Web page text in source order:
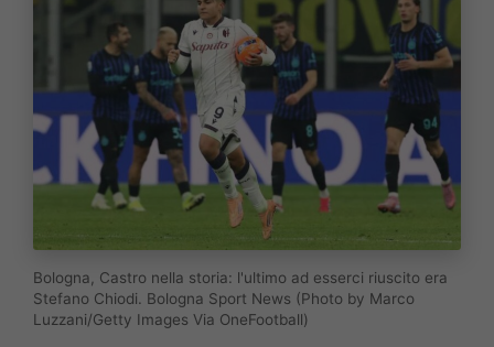
Bologna, Castro nella storia: l'ultimo ad esserci riuscito era
Stefano Chiodi. Bologna Sport News (Photo by Marco
Luzzani/Getty Images Via OneFootball)